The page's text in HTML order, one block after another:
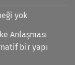
yok
Anlaşması
bir yapı